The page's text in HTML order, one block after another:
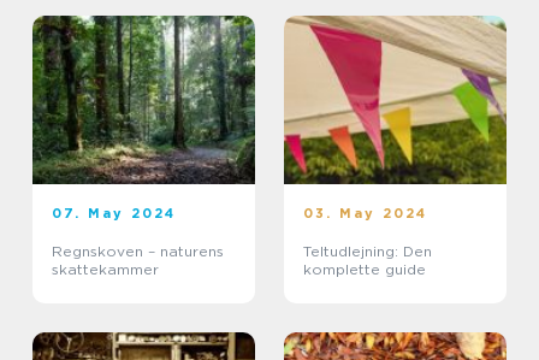
07. May 2024
Regnskoven – naturens
skattekammer
03. May 2024
Teltudlejning: Den
komplette guide